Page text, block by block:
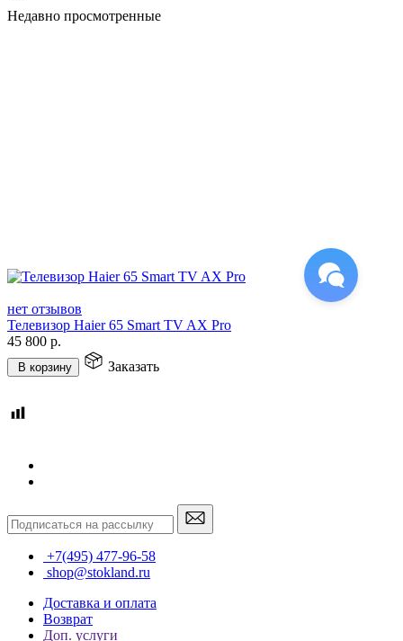
Недавно просмотренные
нет отзывов
Телевизор Haier 65 Smart TV AX Pro
45 800 р.
В корзину Заказать
+7(495) 477-96-58
shop@stokland.ru
Доставка и оплата
Возврат
Доп. услуги